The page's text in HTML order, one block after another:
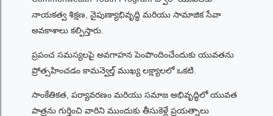
నాయకత్వ శిక్షణ, నైపుణ్యాభివృద్ధి మరియు సామాజిక సేవా
అవకాశాలు కల్పిస్తారు.
ప్రపంచ సమస్యలపై అవగాహన పెంపొందించేందుకు యువతను
ప్రోత్సహించడం కామన్వెల్త్ ముఖ్య లక్ష్యాలలో ఒకటి.
సాంకేతికత, పర్యావరణం మరియు సమాజ అభివృద్ధిలో యువత
పాత్రను గుర్తించి వారిని ముందుకు తీసుకెళ్లే ప్రయత్నాలు